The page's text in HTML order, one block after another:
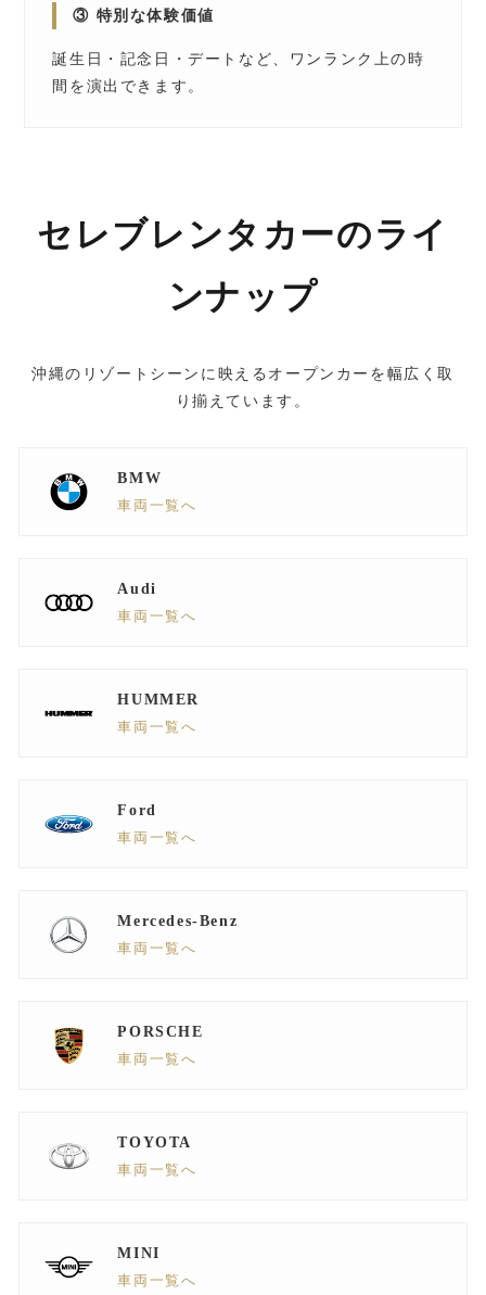
③ 特別な体験価値
誕生日・記念日・デートなど、ワンランク上の時
間を演出できます。
セレブレンタカーのライ
ンナップ
沖縄のリゾートシーンに映えるオープンカーを幅広く取
り揃えています。
BMW
車両一覧へ
Audi
車両一覧へ
HUMMER
車両一覧へ
Ford
車両一覧へ
Mercedes-Benz
車両一覧へ
PORSCHE
車両一覧へ
TOYOTA
車両一覧へ
MINI
車両一覧へ